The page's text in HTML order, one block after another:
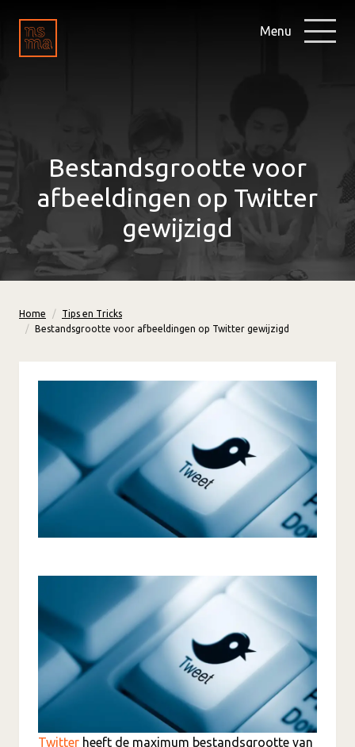
Menu
Bestandsgrootte voor
afbeeldingen op Twitter
gewijzigd
Home
Tips en Tricks
Bestandsgrootte voor afbeeldingen op Twitter gewijzigd
Twitter heeft de maximum bestandsgrootte van